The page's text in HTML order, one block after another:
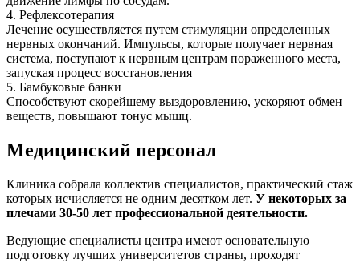
4. Рефлексотерапия
Лечение осуществляется путем стимуляции определенных
нервных окончаний. Импульсы, которые получает нервная
система, поступают к нервным центрам пораженного места,
запуская процесс восстановления
5. Бамбуковые банки
Способствуют скорейшему выздоровлению, ускоряют обмен
веществ, повышают тонус мышц.
Медицинский персонал
Клиника собрала коллектив специалистов, практический стаж
которых исчисляется не одним десятком лет. У некоторых за
плечами 30-50 лет профессиональной деятельности.
Ведующие специалисты центра имеют основательную
подготовку лучших университетов страны, проходят